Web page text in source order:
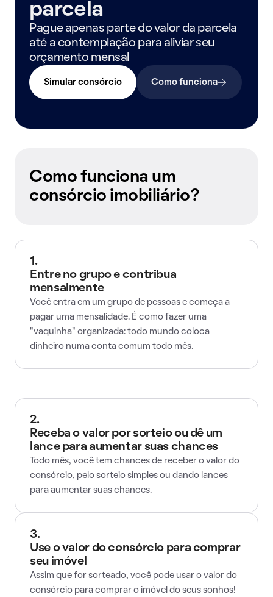
parcela
Pague apenas parte do valor da parcela
até a contemplação para aliviar seu
orçamento mensal
Simular consórcio Como funciona
Como funciona um
consórcio imobiliário?
1.
Entre no grupo e contribua
mensalmente
Você entra em um grupo de pessoas e começa a
pagar uma mensalidade. É como fazer uma
"vaquinha" organizada: todo mundo coloca
dinheiro numa conta comum todo mês.
2.
Receba o valor por sorteio ou dê um
lance para aumentar suas chances
Todo mês, você tem chances de receber o valor do
consórcio, pelo sorteio simples ou dando lances
para aumentar suas chances.
3.
Use o valor do consórcio para comprar
seu imóvel
Assim que for sorteado, você pode usar o valor do
consórcio para comprar o imóvel do seus sonhos!